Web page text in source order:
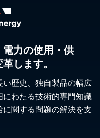
力の使用・供
します。
歴史、独自製品の幅広
わたる技術的専門知識
関する問題の解決を支